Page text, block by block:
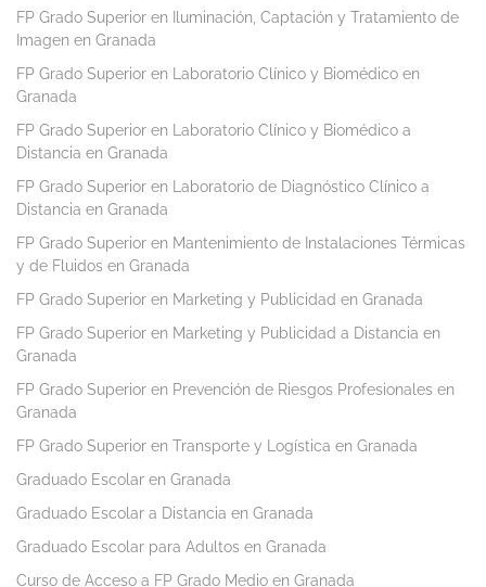
FP Grado Superior en Iluminación, Captación y Tratamiento de
Imagen en Granada
FP Grado Superior en Laboratorio Clínico y Biomédico en
Granada
FP Grado Superior en Laboratorio Clínico y Biomédico a
Distancia en Granada
FP Grado Superior en Laboratorio de Diagnóstico Clínico a
Distancia en Granada
FP Grado Superior en Mantenimiento de Instalaciones Térmicas
y de Fluidos en Granada
FP Grado Superior en Marketing y Publicidad en Granada
FP Grado Superior en Marketing y Publicidad a Distancia en
Granada
FP Grado Superior en Prevención de Riesgos Profesionales en
Granada
FP Grado Superior en Transporte y Logística en Granada
Graduado Escolar en Granada
Graduado Escolar a Distancia en Granada
Graduado Escolar para Adultos en Granada
Curso de Acceso a FP Grado Medio en Granada